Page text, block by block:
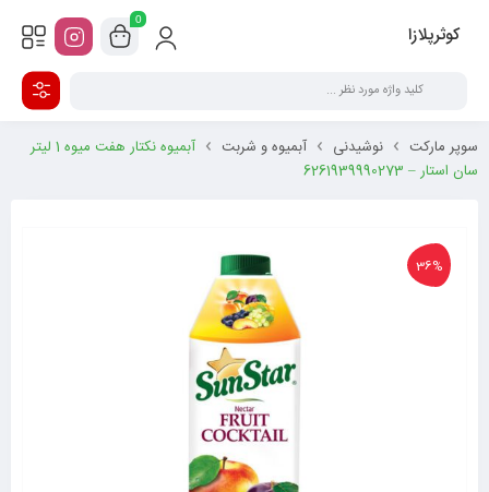
کوثرپلازا
0
سوپر مارکت نوشیدنی آبمیوه و شربت
آبمیوه نکتار هفت میوه 1 لیتر
سان استار – 6261939990273
36%